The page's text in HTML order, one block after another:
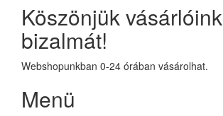
Köszönjük vásárlóink
bizalmát!
Webshopunkban 0-24 órában vásárolhat.
Menü